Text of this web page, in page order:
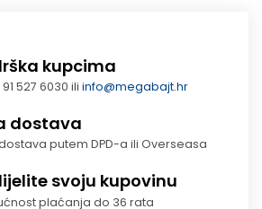
kupcima
527 6030 iliinfo@megabajt.hr
dostava
putem DPD-a ili Overseasa
svoju kupovinu
plaćanja do 36 rata